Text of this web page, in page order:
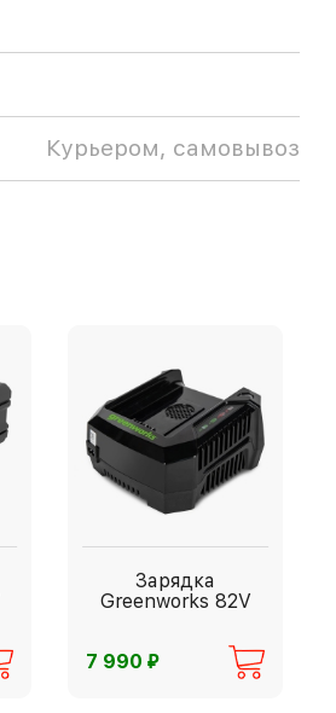
Курьером, самовывоз
Зарядка
Greenworks 82V
7 990⃏